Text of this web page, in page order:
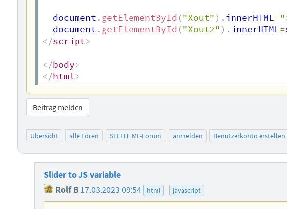
  document
. getElementById ("Xout") . innerHTML=
  document
. getElementById ("Xout2") . innerHTML=
</script>
</body>
</html>
Beitrag melden
Übersicht alle Foren SELFHTML-Forum anmelden Benutzerkonto erstellen
Slider to JS variable
Rolf B 17.03.2023 09:54 html javascript